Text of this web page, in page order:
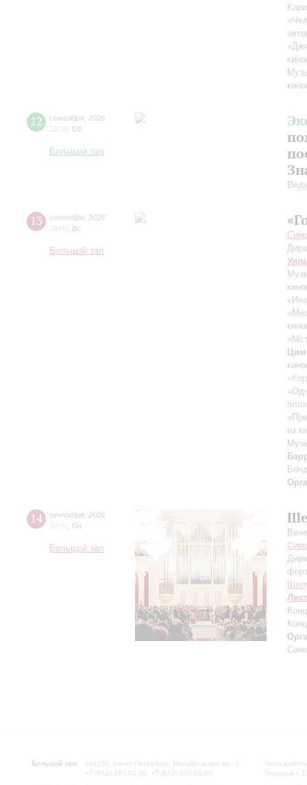
12 сентября 2026
12:00 Сб
Большой зал
13 сентября 2026
19:00 Вс
Большой зал
из
14 сентября 2026
19:00 Пн
Большой зал
Лист
Большой зал:
191186, Санкт-Петербург, Михайловская ул., 2
+7 (812) 240-01-00, +7 (812) 240-01-80
Часы
Перерыв с